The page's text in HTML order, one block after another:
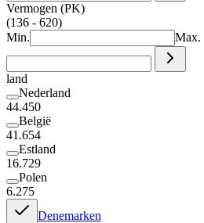
Vermogen (PK)
(136 - 620)
Min.
Max.
land
Nederland
44.450
België
41.654
Estland
16.729
Polen
6.275
Denemarken